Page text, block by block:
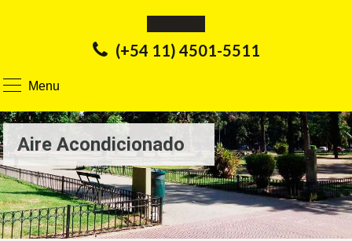
(+54 11) 4501-5511
Menu
Aire Acondicionado